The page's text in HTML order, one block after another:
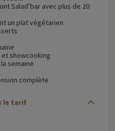
Salad’bar avec plus de 20
un plat végétarien
showcooking
semaine
complète
le tarif